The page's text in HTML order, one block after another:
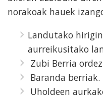
norakoak hauek
Landutako
aurreikusitako
Zubi Berria
Baranda berriak.
Uholdeen